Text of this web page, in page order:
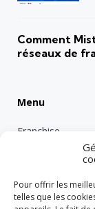
Pour offrir les
telles que les
Comment
réseaux de
Menu
Franchise
Intérimaire